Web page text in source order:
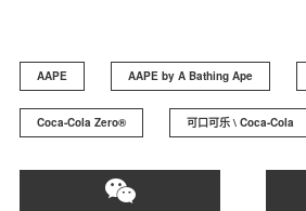
AAPE AAPE by A Bathing Ape
Coca-Cola Zero® 可口可乐 \ Coca-Cola